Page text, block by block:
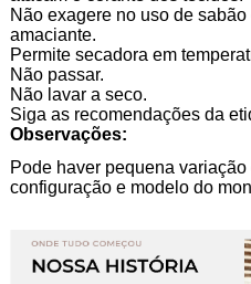
Não exagere no uso de
amaciante.
Permite secadora em
Não passar.
Não lavar a seco.
Siga as recomendações da
Observações:
Pode haver pequena
configuração e modelo do